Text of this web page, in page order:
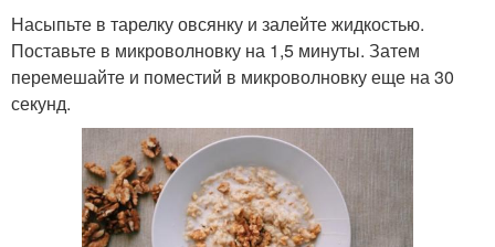
Насыпьте в тарелку овсянку и залейте жидкостью.
Поставьте в микроволновку на 1,5 минуты. Затем
перемешайте и поместий в микроволновку еще на 30
секунд.